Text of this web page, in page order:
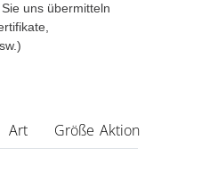
uns übermitteln
Art Größe Aktion